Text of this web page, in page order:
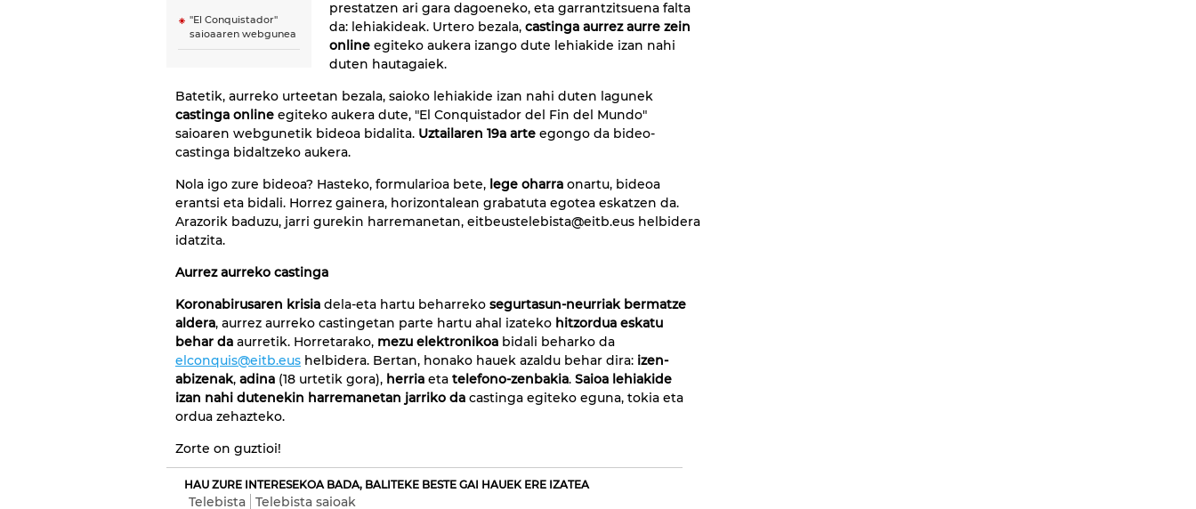
''El Conquistador''
saioaaren webgunea
prestatzen ari gara dagoeneko, eta garrantzitsuena falta
da: lehiakideak. Urtero bezala, castinga aurrez aurre zein
online egiteko aukera izango dute lehiakide izan nahi
duten hautagaiek.
Batetik, aurreko urteetan bezala, saioko lehiakide izan nahi duten lagunek
castinga online egiteko aukera dute, "El Conquistador del Fin del Mundo"
saioaren webgunetik bideoa bidalita. Uztailaren 19a arte egongo da bideo-
castinga bidaltzeko aukera.
Nola igo zure bideoa? Hasteko, formularioa bete, lege oharra onartu, bideoa
erantsi eta bidali. Horrez gainera, horizontalean grabatuta egotea eskatzen da.
Arazorik baduzu, jarri gurekin harremanetan, eitbeustelebista@eitb.eus helbidera
idatzita.
Aurrez aurreko castinga
Koronabirusaren krisia dela-eta hartu beharreko segurtasun-neurriak bermatze
aldera, aurrez aurreko castingetan parte hartu ahal izateko hitzordua eskatu
behar da aurretik. Horretarako, mezu elektronikoa bidali beharko da
elconquis@eitb.eus helbidera. Bertan, honako hauek azaldu behar dira: izen-
abizenak, adina (18 urtetik gora), herria eta telefono-zenbakia. Saioa lehiakide
izan nahi dutenekin harremanetan jarriko da castinga egiteko eguna, tokia eta
ordua zehazteko.
Zorte on guztioi!
HAU ZURE INTERESEKOA BADA, BALITEKE BESTE GAI HAUEK ERE IZATEA
Telebista Telebista saioak